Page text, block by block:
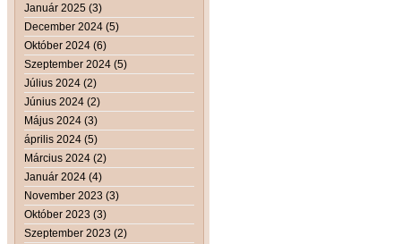
Január 2025 (3)
December 2024 (5)
Október 2024 (6)
Szeptember 2024 (5)
Július 2024 (2)
Június 2024 (2)
Május 2024 (3)
április 2024 (5)
Március 2024 (2)
Január 2024 (4)
November 2023 (3)
Október 2023 (3)
Szeptember 2023 (2)